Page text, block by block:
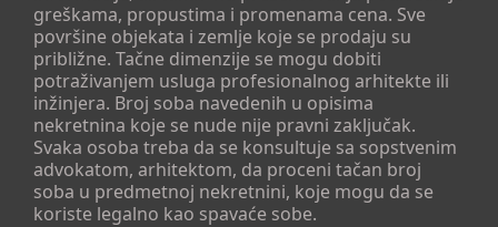
greškama, propustima i promenama cena. Sve
površine objekata i zemlje koje se prodaju su
približne. Tačne dimenzije se mogu dobiti
potraživanjem usluga profesionalnog arhitekte ili
inžinjera. Broj soba navedenih u opisima
nekretnina koje se nude nije pravni zaključak.
Svaka osoba treba da se konsultuje sa sopstvenim
advokatom, arhitektom, da proceni tačan broj
soba u predmetnoj nekretnini, koje mogu da se
koriste legalno kao spavaće sobe.